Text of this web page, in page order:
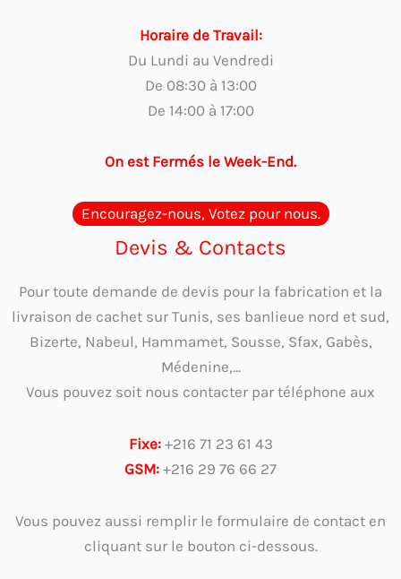
Horaire de Travail:
Du Lundi au Vendredi
De 08:30 à 13:00
De 14:00 à 17:00
On est Fermés le Week-End.
Encouragez-nous, Votez pour nous.
Devis & Contacts
Pour toute demande de devis pour la fabrication et la
livraison de cachet sur Tunis, ses banlieue nord et sud,
Bizerte, Nabeul, Hammamet, Sousse, Sfax, Gabès,
Médenine,...
Vous pouvez soit nous contacter par téléphone aux
Fixe: +216 71 23 61 43
GSM: +216 29 76 66 27
Vous pouvez aussi remplir le formulaire de contact en
cliquant sur le bouton ci-dessous.